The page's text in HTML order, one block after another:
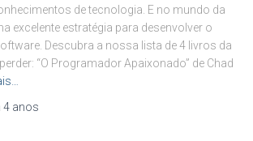
de tecnologia. E no mundo da
excelente estratégia para desenvolver o
Descubra a nossa lista de 4 livros da
“O Programador Apaixonado” de Chad
4 anos